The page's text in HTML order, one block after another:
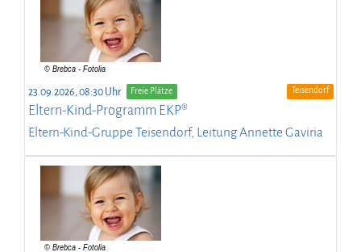
23.09.2026, 08:30 Uhr Freie Plätze Teisendorf
Eltern-Kind-Programm EKP®
Eltern-Kind-Gruppe Teisendorf, Leitung Annette Gaviria